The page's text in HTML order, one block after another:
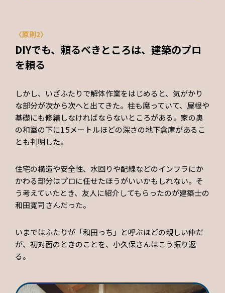
〈原則2〉
DIYでも、頼るべきところは、建築のプロ
を頼る
しかし、いざふたりで解体作業をはじめると、気がかり
な部分が次から次へと出てきた。柱も腐っていて、屋根や
基礎にも修繕しなければならないところがある。家の奥
の和室の下に1.5メートルほどの深さの地下倉庫があるこ
とも判明した。
住宅の構造や安全性、水回りや配線などのインフラにか
かわる部分はプロに任せたほうがいいかもしれない。そ
う考えていたとき、友人に紹介してもらったのが建築士の
和田寛司さんだった。
いまではふたりが「和田っち」と呼ぶほどの親しい仲だ
が、初対面のときのことを、小久保さんはこう振り返
る。